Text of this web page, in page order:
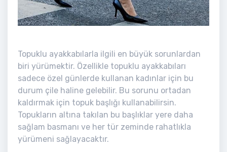
Topuklu ayakkabılarla ilgili en büyük sorunlardan
biri yürümektir. Özellikle topuklu ayakkabıları
sadece özel günlerde kullanan kadınlar için bu
durum çile haline gelebilir. Bu sorunu ortadan
kaldırmak için topuk başlığı kullanabilirsin.
Topukların altına takılan bu başlıklar yere daha
sağlam basmanı ve her tür zeminde rahatlıkla
yürümeni sağlayacaktır.